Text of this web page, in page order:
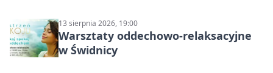
13 sierpnia 2026, 19:00
Warsztaty oddechowo-relaksacyjne
w Świdnicy